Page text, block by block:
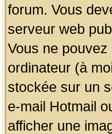
forum. Vous
serveur web
Vous ne
ordinateur (à
stockée sur un
e-mail Hotmail
afficher une